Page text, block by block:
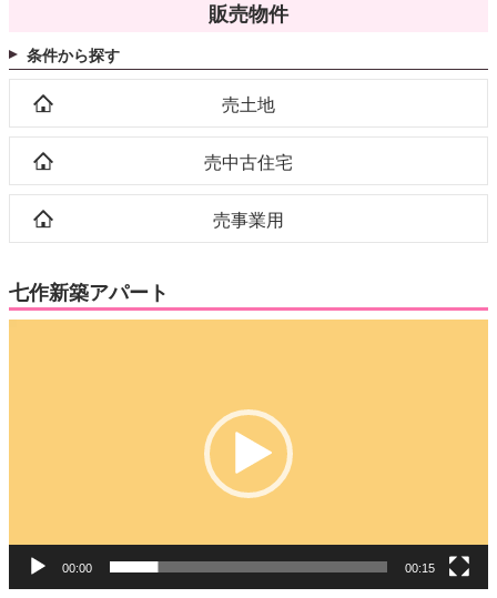
販売物件
条件から探す
売土地
売中古住宅
売事業用
七作新築アパート
00:00 00:15